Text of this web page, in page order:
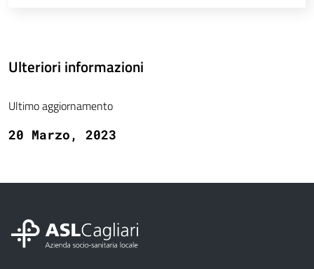
Ulteriori informazioni
Ultimo aggiornamento
20 Marzo, 2023